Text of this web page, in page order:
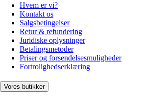
Hvem er vi?
Kontakt os
Salgsbetingelser
Retur & refundering
Juridiske oplysninger
Betalingsmetoder
Priser og forsendelsesmuligheder
Fortrolighedserklæring
Vores butikker